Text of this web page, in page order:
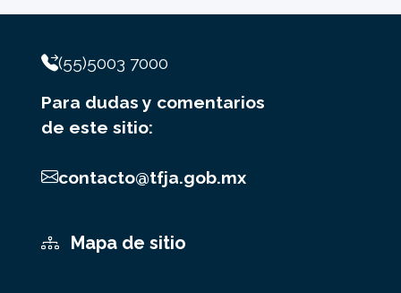
(55)5003 7000
Para dudas y comentarios
de este sitio:
contacto@tfja.gob.mx
Mapa de sitio